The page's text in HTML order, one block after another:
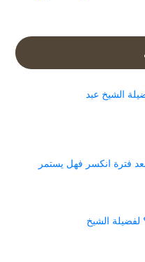
الشيخ عبد
فترة انكسر فهل يستمر
الشيخ